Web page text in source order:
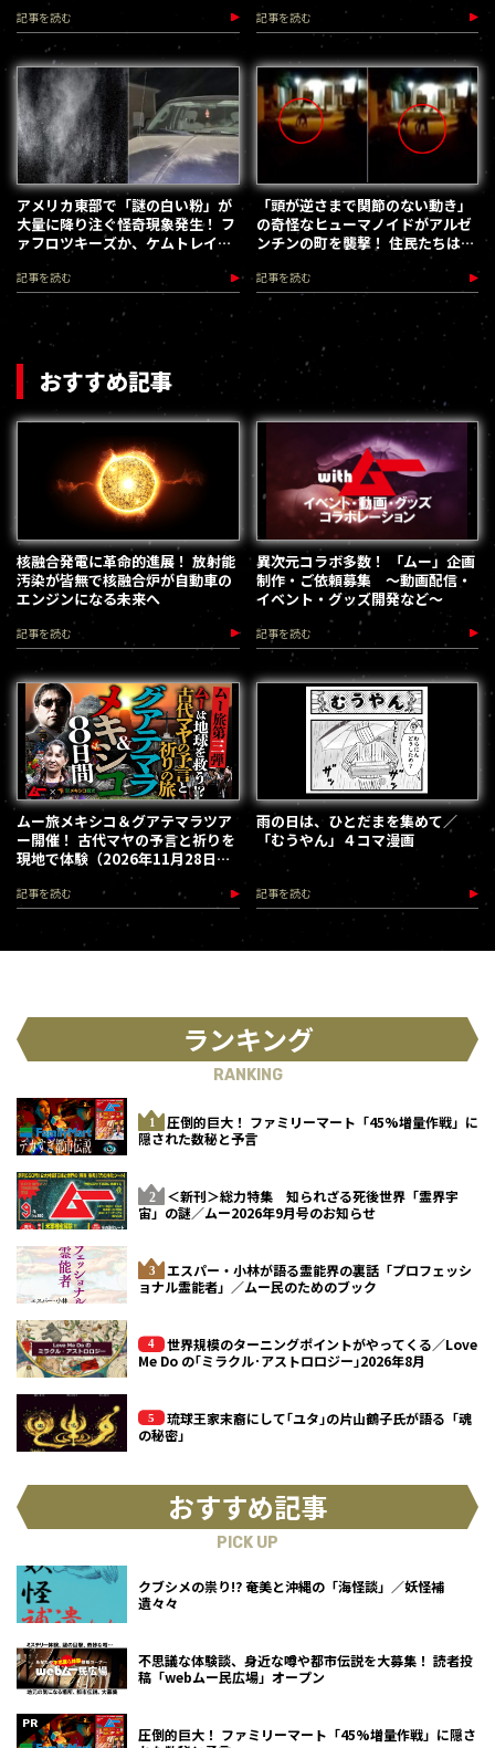
記事を読む 記事を読む
アメリカ東部で「謎の白い粉」が
大量に降り注ぐ怪奇現象発生！ フ
ァフロツキーズか、ケムトレイル
か原因不明
記事を読む
「頭が逆さまで関節のない動き」
の奇怪なヒューマノイドがアルゼ
ンチンの町を襲撃！ 住民たちはパ
記事を読む
おすすめ記事
核融合発電に革命的進展！ 放射能
汚染が皆無で核融合炉が自動車の
エンジンになる未来へ
記事を読む
異次元コラボ多数！ 「ムー」企画
制作・ご依頼募集 ～動画配信・
イベント・グッズ開発など～
記事を読む
ムー旅メキシコ＆グアテマラツア
ー開催！ 古代マヤの予言と祈りを
現地で体験（2026年11月28日～
記事を読む
雨の日は、ひとだまを集めて／
「むうやん」４コマ漫画
記事を読む
ランキング
RANKING
圧倒的巨大！ ファミリーマート「45%増量作戦」に
隠された数秘と予言
＜新刊＞総力特集 知られざる死後世界「霊界宇
宙」の謎／ムー2026年9月号のお知らせ
エスパー・小林が語る霊能界の裏話「プロフェッシ
ョナル霊能者」／ムー民のためのブック
世界規模のターニングポイントがやってくる／Love
Me Do の｢ミラクル･アストロロジー｣2026年8月
琉球王家末裔にして｢ユタ｣の片山鶴子氏が語る「魂
の秘密」
おすすめ記事
PICK UP
クブシメの祟り!? 奄美と沖縄の「海怪談」／妖怪補
遺々々
不思議な体験談、身近な噂や都市伝説を大募集！ 読者投
稿「webムー民広場」オープン
圧倒的巨大！ ファミリーマート「45%増量作戦」に隠さ